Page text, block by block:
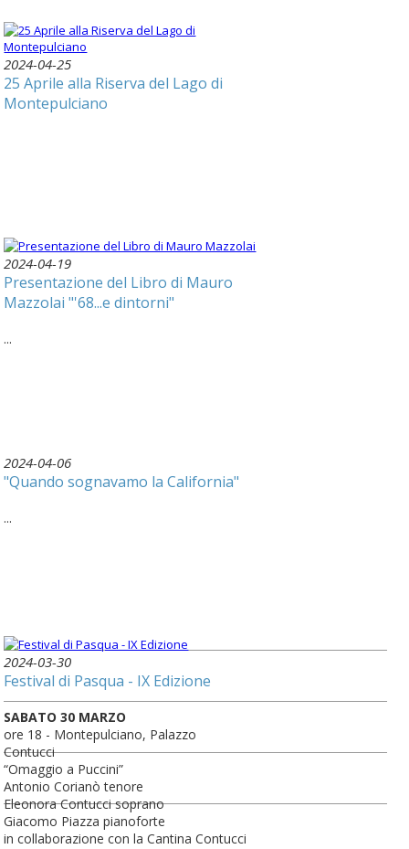
2024-04-25
25 Aprile alla Riserva del Lago di
Montepulciano
2024-04-19
Presentazione del Libro di Mauro
Mazzolai "'68...e dintorni"
...
2024-04-06
"Quando sognavamo la California"
...
2024-03-30
Festival di Pasqua - IX Edizione
SABATO 30 MARZO
ore 18 - Montepulciano, Palazzo
Contucci
“Omaggio a Puccini”
Antonio Corianò tenore
Eleonora Contucci soprano
Giacomo Piazza pianoforte
in collaborazione con la Cantina Contucci